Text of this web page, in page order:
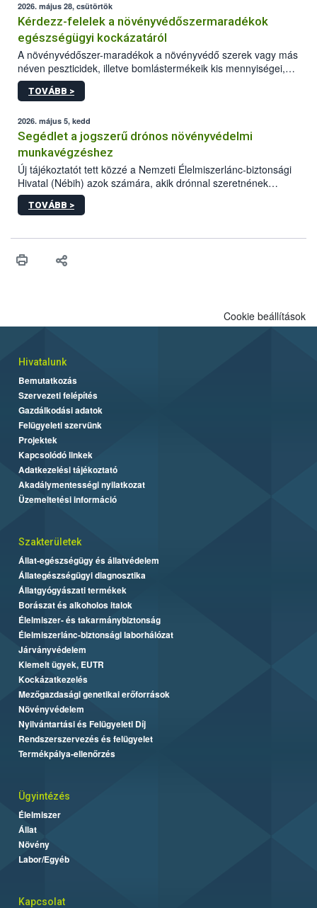
2026. május 28, csütörtök
Kérdezz-felelek a növényvédőszermaradékok
egészségügyi kockázatáról
A növényvédőszer-maradékok a növényvédő szerek vagy más
néven peszticidek, illetve bomlástermékeik kis mennyiségei,
melyek a terményekben vagy azok felületén a betakarítást,
szüretelést, illetve tárolást követően is megmaradhatnak. Az
mennyiségének esetenként a kezelt terményeken is jelen kell
lennie. Nem minden élelmiszer tartalmaz szermaradékot.
Azokban az élelmiszerekben is, melyekben kimutathatóak,
általában csak nagyon kis mennyiségben vannak jelen, így nem
jelenthetnek kockázatot a fogyasztó egészségére nézve.
TOVÁBB >
2026. május 5, kedd
Segédlet a jogszerű drónos növényvédelmi
munkavégzéshez
Új tájékoztatót tett közzé a Nemzeti Élelmiszerlánc-biztonsági
Hivatal (Nébih) azok számára, akik drónnal szeretnének
növényvédelmi vagy tápanyag-gazdálkodási tevékenységet
végezni Magyarországon. Az összefoglaló részletesen
műszaki és hatósági feltételek.
TOVÁBB >
Cookie beállítások
Hivatalunk
Bemutatkozás
Szervezeti felépítés
Gazdálkodási adatok
Felügyeleti szervünk
Projektek
Kapcsolódó linkek
Adatkezelési tájékoztató
Akadálymentességi nyilatkozat
Üzemeltetési információ
Szakterületek
Állat-egészségügy és állatvédelem
Állategészségügyi diagnosztika
Állatgyógyászati termékek
Borászat és alkoholos italok
Élelmiszer- és takarmánybiztonság
Élelmiszerlánc-biztonsági laborhálózat
Járványvédelem
Kiemelt ügyek, EUTR
Kockázatkezelés
Mezőgazdasági genetikai erőforrások
Növényvédelem
Nyilvántartási és Felügyeleti Díj
Rendszerszervezés és felügyelet
Termékpálya-ellenőrzés
Ügyintézés
Élelmiszer
Állat
Növény
Labor/Egyéb
Kapcsolat